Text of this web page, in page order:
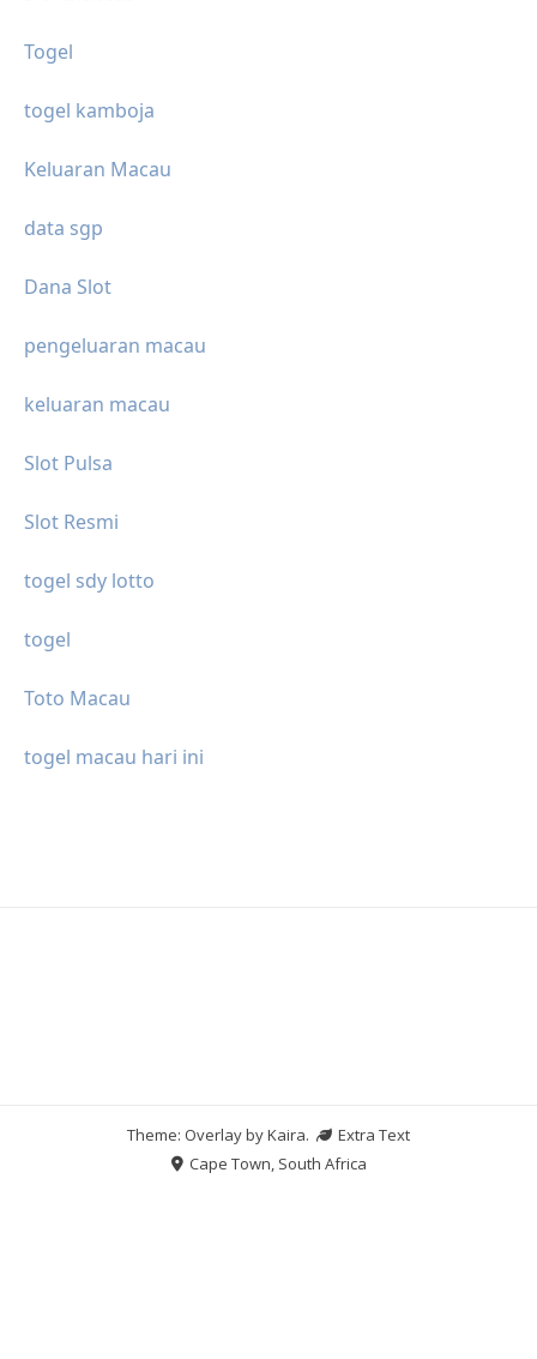
Togel
togel kamboja
Keluaran Macau
data sgp
Dana Slot
pengeluaran macau
keluaran macau
Slot Pulsa
Slot Resmi
togel sdy lotto
togel
Toto Macau
togel macau hari ini
Theme: Overlay byKaira.
Extra Text
Cape Town, South Africa